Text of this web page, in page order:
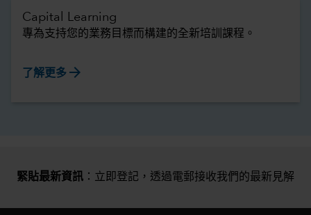
Capital Learning
專為支持您的業務目標而構建的全新培訓課程。
了解更多 arrow_forward
緊貼最新資訊 ：立即登記， 透過電郵接收我們的最新見解